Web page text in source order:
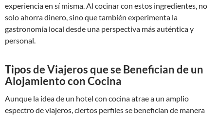
experiencia en sí misma. Al cocinar con estos ingredientes, no
solo ahorra dinero, sino que también experimenta la
gastronomía local desde una perspectiva más auténtica y
personal.
Tipos de Viajeros que se Benefician de un
Alojamiento con Cocina
Aunque la idea de un hotel con cocina atrae a un amplio
espectro de viajeros, ciertos perfiles se benefician de manera